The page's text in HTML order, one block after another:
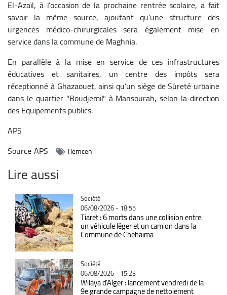
El-Azaïl, à l’occasion de la prochaine rentrée scolaire, a fait
savoir la même source, ajoutant qu’une structure des
urgences médico-chirurgicales sera également mise en
service dans la commune de Maghnia.
En parallèle à la mise en service de ces infrastructures
éducatives et sanitaires, un centre des impôts sera
réceptionné à Ghazaouet, ainsi qu’un siège de Sûreté urbaine
dans le quartier "Boudjemil" à Mansourah, selon la direction
des Equipements publics.
APS
SourceAPS Tlemcen
Lire aussi
Catégorie
Société
06/08/2026 - 18:55
Tiaret : 6 morts dans une collision entre
un véhicule léger et un camion dans la
Commune de Chehaima
Catégorie
Société
06/08/2026 - 15:23
Wilaya d'Alger : lancement vendredi de la
9e grande campagne de nettoiement